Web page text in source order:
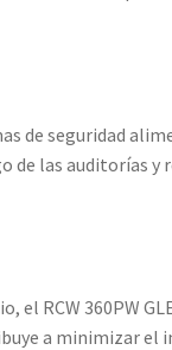
seguridad
las auditorías
RCW 360PW
a minimizar